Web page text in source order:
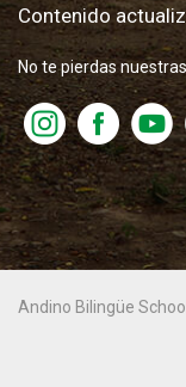
Contenido
No te pierdas
Andino Bilingüe